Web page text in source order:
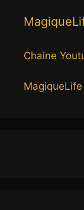
Chaine